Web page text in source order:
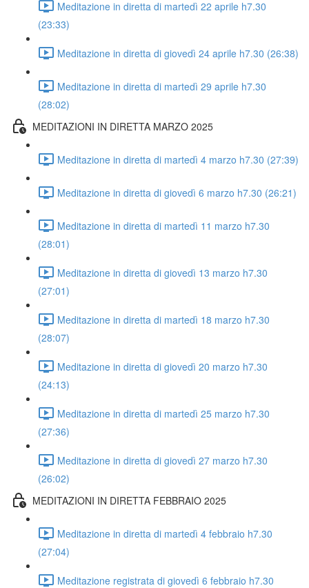
Meditazione in diretta di martedì 22 aprile h7.30
(23:33)
Meditazione in diretta di giovedì 24 aprile h7.30 (26:38)
Meditazione in diretta di martedì 29 aprile h7.30
(28:02)
MEDITAZIONI IN DIRETTA MARZO 2025
Meditazione in diretta di martedì 4 marzo h7.30 (27:39)
Meditazione in diretta di giovedì 6 marzo h7.30 (26:21)
Meditazione in diretta di martedì 11 marzo h7.30
(28:01)
Meditazione in diretta di giovedì 13 marzo h7.30
(27:01)
Meditazione in diretta di martedì 18 marzo h7.30
(28:07)
Meditazione in diretta di giovedì 20 marzo h7.30
(24:13)
Meditazione in diretta di martedì 25 marzo h7.30
(27:36)
Meditazione in diretta di giovedì 27 marzo h7.30
(26:02)
MEDITAZIONI IN DIRETTA FEBBRAIO 2025
Meditazione in diretta di martedì 4 febbraio h7.30
(27:04)
Meditazione registrata di giovedì 6 febbraio h7.30